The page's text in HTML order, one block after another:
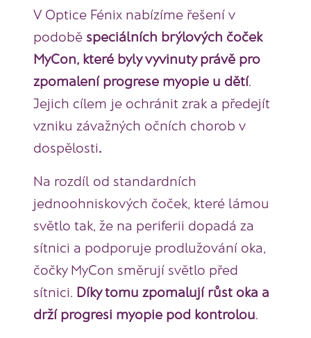
V Optice Fénix nabízíme řešení v
podobě speciálních brýlových čoček
MyCon, které byly vyvinuty právě pro
zpomalení progrese myopie u dětí.
Jejich cílem je ochránit zrak a předejít
vzniku závažných očních chorob v
dospělosti.
Na rozdíl od standardních
jednoohniskových čoček, které lámou
světlo tak, že na periferii dopadá za
sítnici a podporuje prodlužování oka,
čočky MyCon směrují světlo před
sítnici. Díky tomu zpomalují růst oka a
drží progresi myopie pod kontrolou.